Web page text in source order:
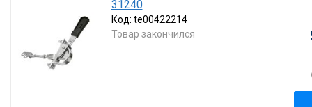
31240
Код: te00422214
Товар закончился